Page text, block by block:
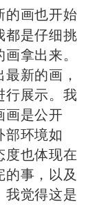
的画也开始
都是仔细挑
拿出来。
新的画，
展示。我
画是公开
环境如
也体现在
事，以及
我觉得这是